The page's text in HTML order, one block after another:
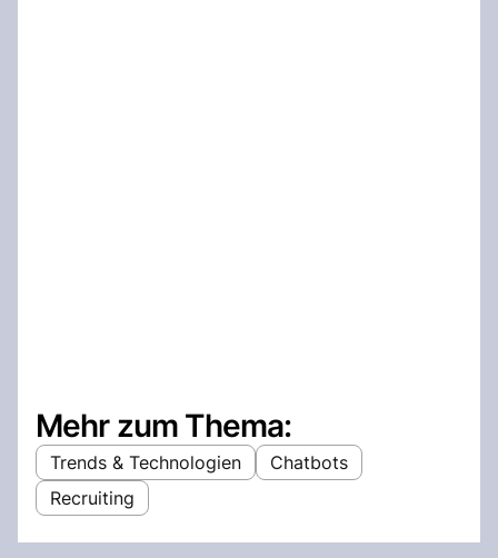
Mehr zum Thema:
Trends & Technologien
Chatbots
Recruiting